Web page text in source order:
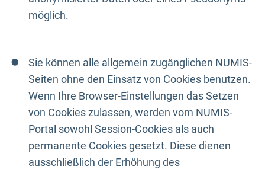
möglich.
Sie können alle allgemein zugänglichen NUMIS-
Seiten ohne den Einsatz von Cookies benutzen.
Wenn Ihre Browser-Einstellungen das Setzen
von Cookies zulassen, werden vom NUMIS-
Portal sowohl Session-Cookies als auch
permanente Cookies gesetzt. Diese dienen
ausschließlich der Erhöhung des